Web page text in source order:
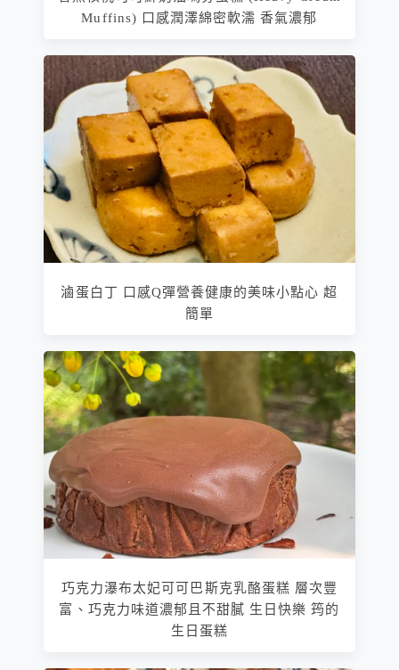
Muffins) 口感潤澤綿密軟濡 香氣濃郁
滷蛋白丁 口感Q彈營養健康的美味小點心 超
簡單
巧克力瀑布太妃可可巴斯克乳酪蛋糕 層次豐
富、巧克力味道濃郁且不甜膩 生日快樂 筠的
生日蛋糕